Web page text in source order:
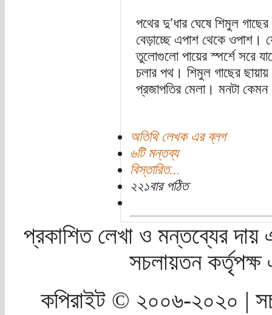
পথের দু’ধার ঘেষে শিমুল
বেড়াচ্ছে এপাশ থেকে ওপাশ।
তুলোগুলো পায়ের স্পর্শে সরে
চলার পথ। শিমুল গাছের
প্রজাপতির মেলা। মনটা
অতিথি লেখক এর ব্লগ
৬টি মন্তব্য
বিস্তারিত...
২২১বার পঠিত
প্রকাশিত লেখা ও মন্তব্যের দায়
সচলায়তন
কপিরাইট © ২০০৬-২০২০ |